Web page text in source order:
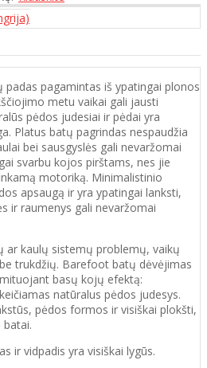
padas pagamintas iš ypatingai plonos
metu vaikai gali jausti
pėdos judesiai ir pėdai yra
Platus batų pagrindas nespaudžia
bei sausgyslės gali nevaržomai
svarbu kojos pirštams, nes jie
motoriką. Minimalistinio
apsaugą ir yra ypatingai lanksti,
ir raumenys gali nevaržomai
ar kaulų sistemų problemų, vaikų
trukdžių. Barefoot batų dėvėjimas
basų kojų efektą:
natūralus pėdos judesys.
pėdos formos ir visiškai plokšti,
ir vidpadis yra visiškai lygūs.